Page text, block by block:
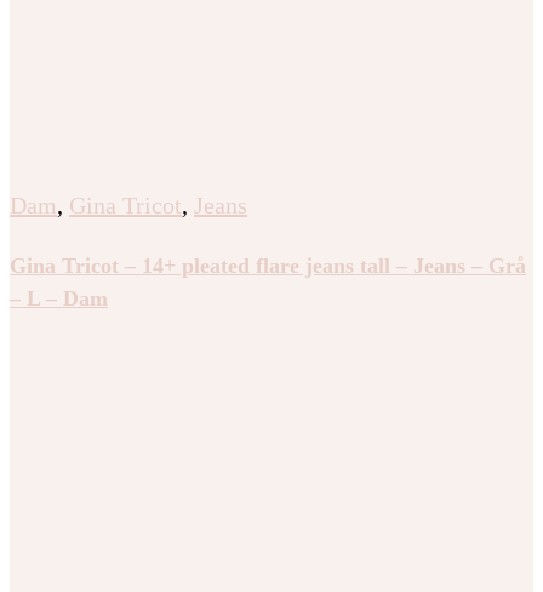
Dam, Gina Tricot, Jeans
Gina Tricot – 14+ pleated flare jeans tall – Jeans – Grå
– L – Dam